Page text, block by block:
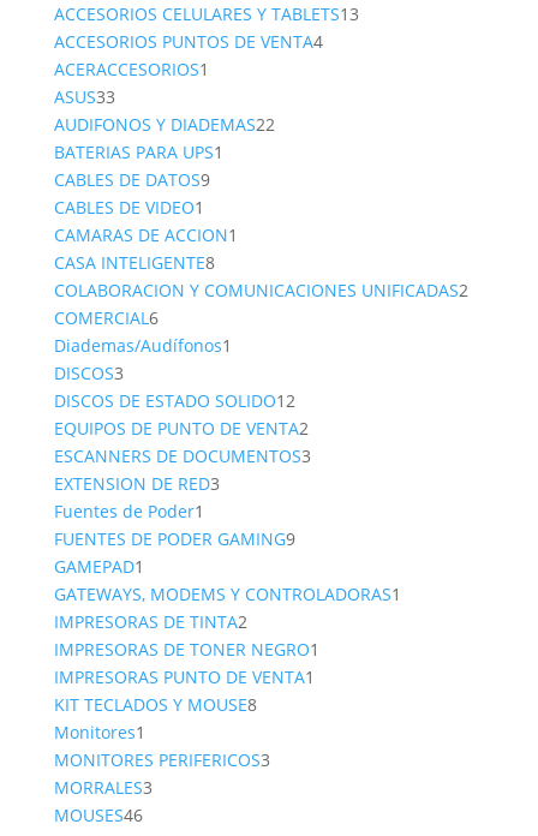
productos
ACCESORIOS CELULARES Y TABLETS1313
ACCESORIOS PUNTOS DE VENTA44
ACERACCESORIOS1
ASUS3333
productos
AUDIFONOS Y DIADEMAS2222
BATERIAS PARA UPS1
CABLES DE DATOS99
CABLES DE VIDEO1
producto
CAMARAS DE ACCION1
CASA INTELIGENTE88
productos
COLABORACION Y COMUNICACIONES UNIFICADAS22
COMERCIAL66
productos
Diademas/Audífonos1
DISCOS33
productos
DISCOS DE ESTADO SOLIDO1212
productos
EQUIPOS DE PUNTO DE VENTA22
productos
ESCANNERS DE DOCUMENTOS33
EXTENSION DE RED33
Fuentes de Poder1
producto
FUENTES DE PODER GAMING99
GAMEPAD1
producto
GATEWAYS, MODEMS Y CONTROLADORAS1
IMPRESORAS DE TINTA22
productos
IMPRESORAS DE TONER NEGRO1
IMPRESORAS PUNTO DE VENTA1
KIT TECLADOS Y MOUSE88
Monitores1
producto
MONITORES PERIFERICOS33
MORRALES33
MOUSES4646